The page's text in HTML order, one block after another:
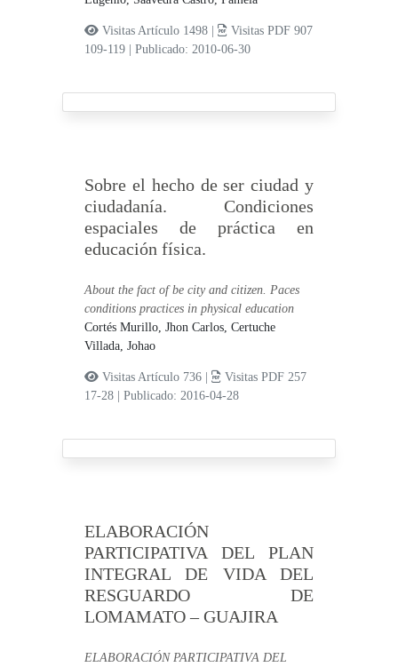
Visitas Artículo 1498 |
Visitas PDF 907
109-119
|Publicado: 2010-06-30
Sobre el hecho de ser ciudad y
ciudadanía. Condiciones
espaciales de práctica en
educación física.
About the fact of be city and citizen. Paces
conditions practices in physical education
Cortés Murillo, Jhon Carlos,Certuche
Villada, Johao
Visitas Artículo 736 |
Visitas PDF 257
17-28
|Publicado: 2016-04-28
ELABORACIÓN
PARTICIPATIVA DEL PLAN
INTEGRAL DE VIDA DEL
RESGUARDO DE
LOMAMATO – GUAJIRA
ELABORACIÓN PARTICIPATIVA DEL